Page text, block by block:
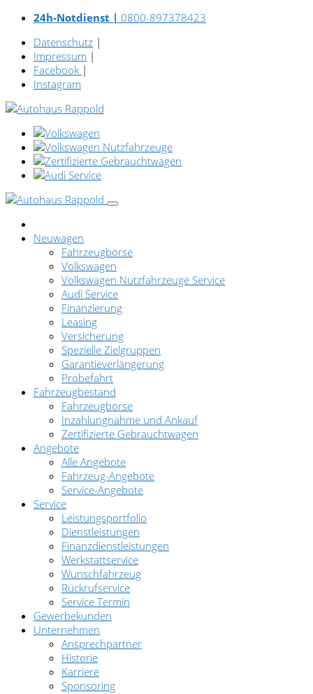
24h-Notdienst | 0800-897378423
Datenschutz |
Impressum |
Facebook |
Instagram
Neuwagen
Fahrzeugbörse
Volkswagen
Volkswagen Nutzfahrzeuge Service
Audi Service
Finanzierung
Leasing
Versicherung
Spezielle Zielgruppen
Garantieverlängerung
Probefahrt
Fahrzeugbestand
Fahrzeugbörse
Inzahlungnahme und Ankauf
Zertifizierte Gebrauchtwagen
Angebote
Alle Angebote
Fahrzeug-Angebote
Service-Angebote
Service
Leistungsportfolio
Dienstleistungen
Finanzdienstleistungen
Werkstattservice
Wunschfahrzeug
Rückrufservice
Service Termin
Gewerbekunden
Unternehmen
Ansprechpartner
Historie
Karriere
Sponsoring